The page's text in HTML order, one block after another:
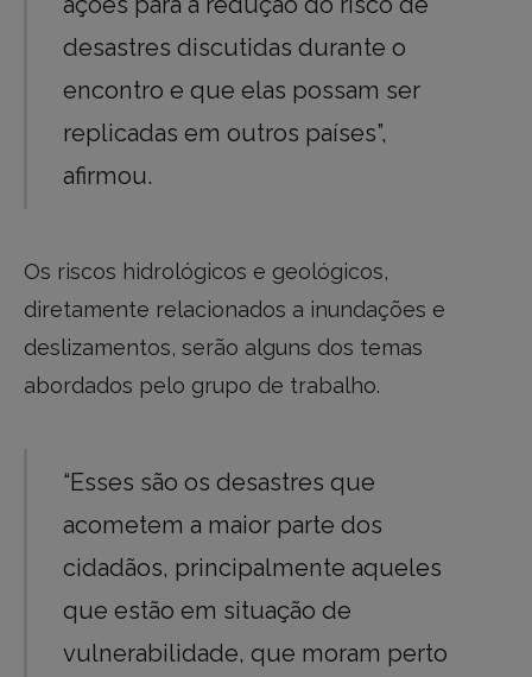
desastres discutidas durante o
encontro e que elas possam ser
replicadas em outros países”,
afirmou.
Os riscos hidrológicos e geológicos,
diretamente relacionados a inundações e
deslizamentos, serão alguns dos temas
abordados pelo grupo de trabalho.
“Esses são os desastres que
acometem a maior parte dos
cidadãos, principalmente aqueles
que estão em situação de
vulnerabilidade, que moram perto